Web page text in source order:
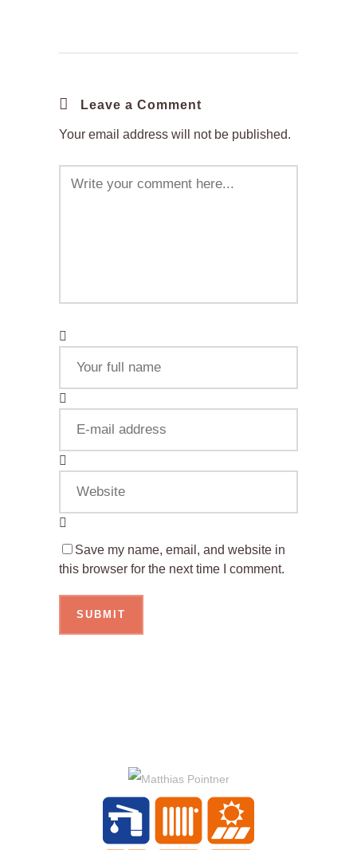
Leave a Comment
Your email address will not be published.
Save my name, email, and website in
this browser for the next time I comment.